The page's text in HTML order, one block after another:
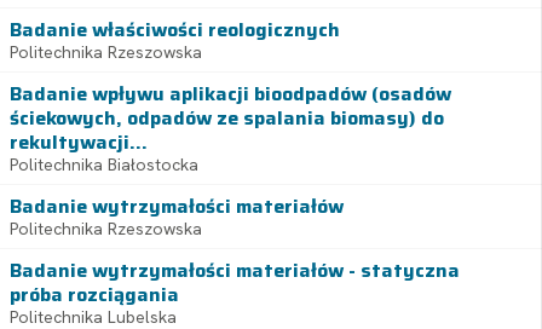
Badanie właściwości reologicznych
Politechnika Rzeszowska
Badanie wpływu aplikacji bioodpadów (osadów
ściekowych, odpadów ze spalania biomasy) do
rekultywacji...
Politechnika Białostocka
Badanie wytrzymałości materiałów
Politechnika Rzeszowska
Badanie wytrzymałości materiałów - statyczna
próba rozciągania
Politechnika Lubelska